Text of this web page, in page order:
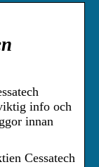
info och
innan
Cessatech